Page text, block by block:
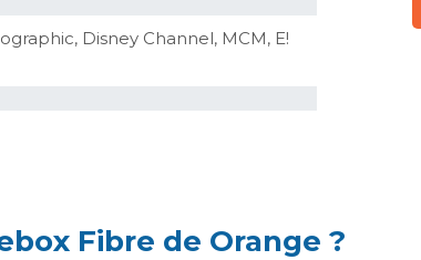
Disney Channel, MCM, E!
Fibre de Orange ?